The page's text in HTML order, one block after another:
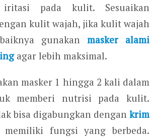
iritasi pada kulit. Sesuaikan
kulit wajah, jika kulit wajah
gunakanmasker alami
agar lebih maksimal.
masker 1 hingga 2 kali dalam
memberi nutrisi pada kulit.
bisa digabungkan dengankrim
fungsi yang berbeda.